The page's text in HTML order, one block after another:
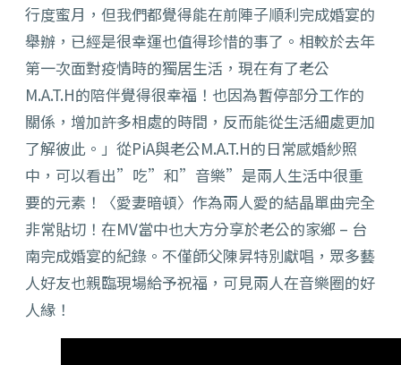
行度蜜月，但我們都覺得能在前陣子順利完成婚宴的
舉辦，已經是很幸運也值得珍惜的事了。相較於去年
第一次面對疫情時的獨居生活，現在有了老公
M.A.T.H的陪伴覺得很幸福！也因為暫停部分工作的
關係，增加許多相處的時間，反而能從生活細處更加
了解彼此。」從PiA與老公M.A.T.H的日常感婚紗照
中，可以看出”吃”和”音樂”是兩人生活中很重
要的元素！〈愛妻暗頓〉作為兩人愛的結晶單曲完全
非常貼切！在MV當中也大方分享於老公的家鄉 – 台
南完成婚宴的紀錄。不僅師父陳昇特別獻唱，眾多藝
人好友也親臨現場給予祝福，可見兩人在音樂圈的好
人緣！